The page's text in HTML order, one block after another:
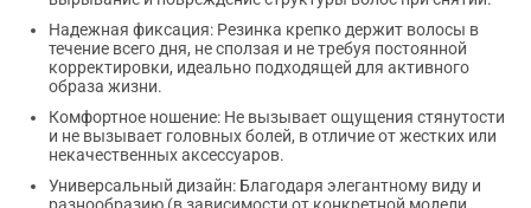
Надежная фиксация: Резинка крепко держит волосы в
течение всего дня, не сползая и не требуя постоянной
корректировки, идеально подходящей для активного
образа жизни.
Комфортное ношение: Не вызывает ощущения стянутости
и не вызывает головных болей, в отличие от жестких или
некачественных аксессуаров.
Универсальный дизайн: Благодаря элегантному виду и
разнообразию (в зависимости от конкретной модели